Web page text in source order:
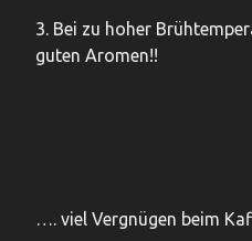
3. Bei zu hoher
guten Aromen!!
…. viel Vergnügen beim